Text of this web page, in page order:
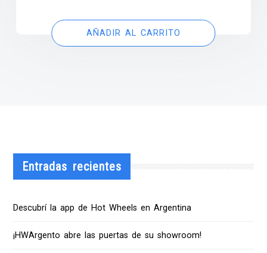
AÑADIR AL CARRITO
Entradas recientes
Descubrí la app de Hot Wheels en Argentina
¡HWArgento abre las puertas de su showroom!